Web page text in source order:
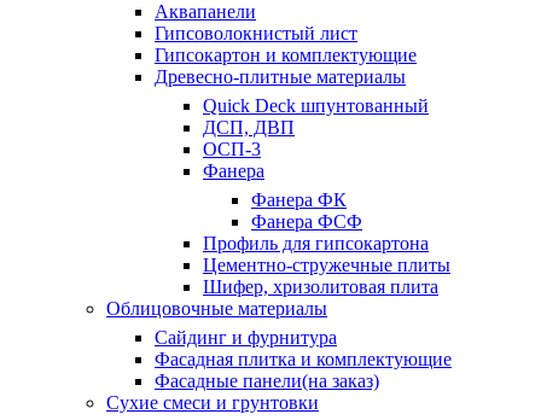
Аквапанели
Гипсоволокнистый лист
Гипсокартон и комплектующие
Древесно-плитные материалы
Quick Deck шпунтованный
ДСП, ДВП
ОСП-3
Фанера
Фанера ФК
Фанера ФСФ
Профиль для гипсокартона
Цементно-стружечные плиты
Шифер, хризолитовая плита
Облицовочные материалы
Сайдинг и фурнитура
Фасадная плитка и комплектующие
Фасадные панели(на заказ)
Сухие смеси и грунтовки